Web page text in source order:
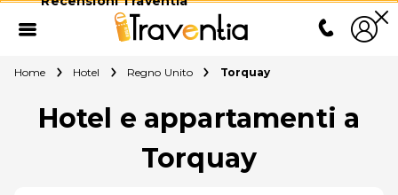
Home Hotel Regno Unito Torquay
Hotel e appartamenti a
Torquay